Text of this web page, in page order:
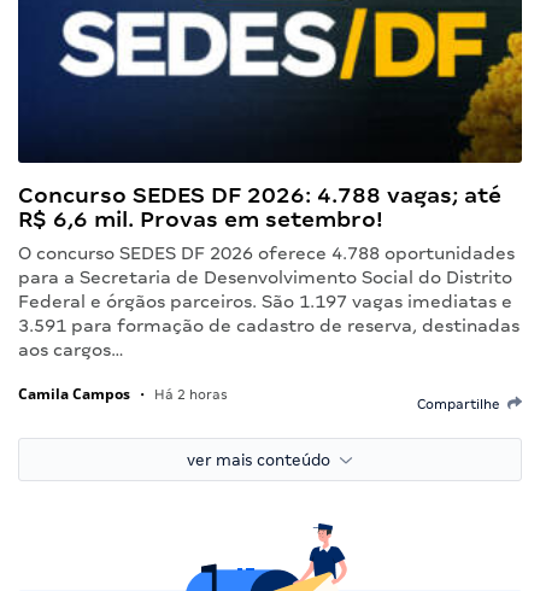
Concurso SEDES DF 2026: 4.788 vagas; até
R$ 6,6 mil. Provas em setembro!
O concurso SEDES DF 2026 oferece 4.788 oportunidades
para a Secretaria de Desenvolvimento Social do Distrito
Federal e órgãos parceiros. São 1.197 vagas imediatas e
3.591 para formação de cadastro de reserva, destinadas
aos cargos…
Camila Campos • Há 2 horas
Compartilhe
ver mais conteúdo